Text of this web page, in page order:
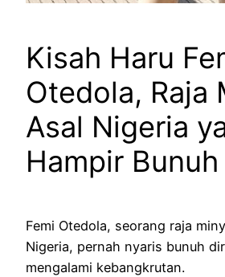
Kisah Haru
Otedola, Raja
Asal Nigeria
Hampir
Femi Otedola, seorang raja
Nigeria, pernah nyaris bunuh
mengalami kebangkrutan.